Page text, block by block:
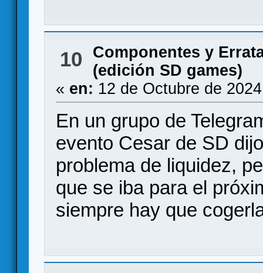
10
Componentes y
(edición SD games)
« en: 12 de Octubre de
En un grupo de
evento Cesar de SD
problema de liquidez,
que se iba para el
siempre hay que